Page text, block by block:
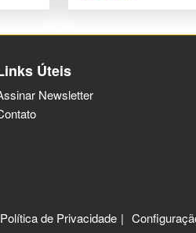
Úteis
Newsletter
Política de Privacidade